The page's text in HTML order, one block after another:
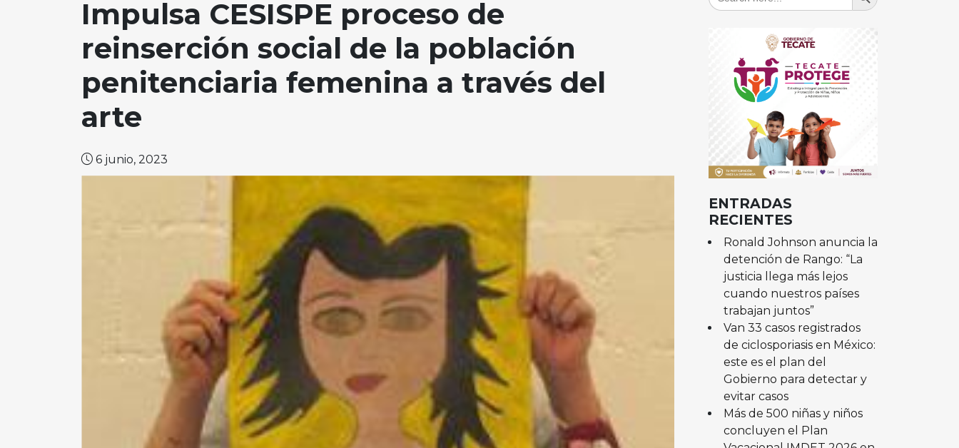
Impulsa CESISPE proceso de
reinserción social de la población
penitenciaria femenina a través del
arte
6 junio, 2023
ENTRADAS
RECIENTES
Ronald Johnson anuncia la
detención de Rango: “La
justicia llega más lejos
cuando nuestros países
trabajan juntos”
Van 33 casos registrados
de ciclosporiasis en México:
este es el plan del
Gobierno para detectar y
evitar casos
Más de 500 niñas y niños
concluyen el Plan